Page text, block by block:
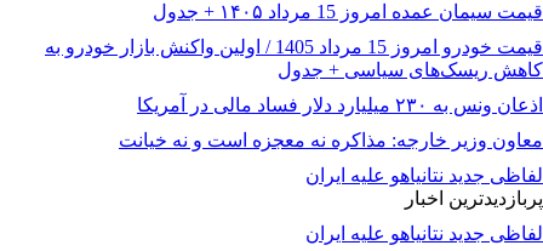
قیمت سیمان عمده امروز 15 مرداد ۱۴۰۵ + جدول
قیمت خودرو امروز 15 مرداد 1405 / اولین واکنش بازار خودرو به
کاهش ریسک‌های سیاسی + جدول
اذعان ونس به ۲۳۰ میلیارد دلار فساد مالی در آمریکا
معاون وزیر خارجه: مذاکره نه معجزه است و نه خیانت
لفاظی جدید نتانیاهو علیه ایران
پربازدیدترین اخبار
لفاظی جدید نتانیاهو علیه ایران